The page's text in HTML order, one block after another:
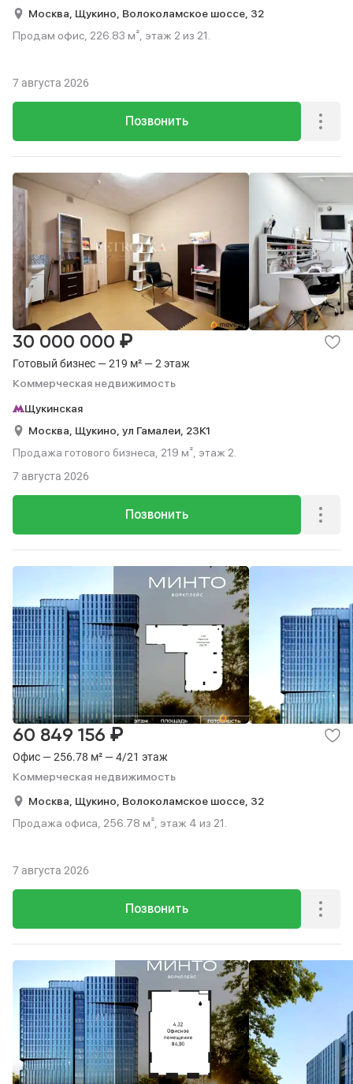
Москва, Щукино, Волоколамское шоссе, 32
Продам офис, 226.83 м², этаж 2 из 21.
Позвонить
7 августа 2026
Готовый бизнес — 219 м² — 2 этаж
Коммерческая недвижимость
30 000 000 ₽
Щукинская
Москва, Щукино, ул Гамалеи, 23К1
Продажа готового бизнеса, 219 м², этаж 2.
Позвонить
7 августа 2026
Офис — 256.78 м² — 4/21 этаж
Коммерческая недвижимость
60 849 156 ₽
Москва, Щукино, Волоколамское шоссе, 32
Продажа офиса, 256.78 м², этаж 4 из 21.
Позвонить
7 августа 2026